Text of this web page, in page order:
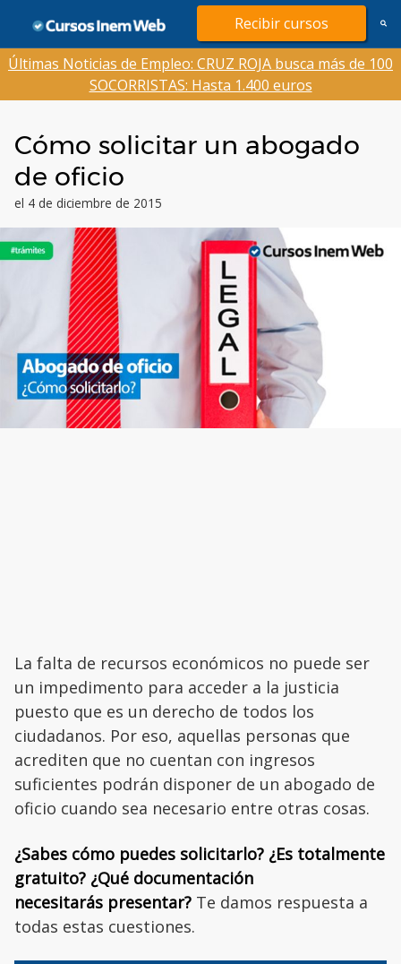
contenido
Recibir cursos
Últimas Noticias de Empleo: CRUZ ROJA busca más de 100
SOCORRISTAS: Hasta 1.400 euros
Cómo solicitar un abogado
de oficio
el 4 de diciembre de 2015
La falta de recursos económicos no puede ser
un impedimento para acceder a la justicia
puesto que es un derecho de todos los
ciudadanos. Por eso, aquellas personas que
acrediten que no cuentan con ingresos
suficientes podrán disponer de un abogado de
oficio cuando sea necesario entre otras cosas.
¿Sabes cómo puedes solicitarlo? ¿Es totalmente
gratuito? ¿Qué documentación
necesitarás presentar? Te damos respuesta a
todas estas cuestiones.